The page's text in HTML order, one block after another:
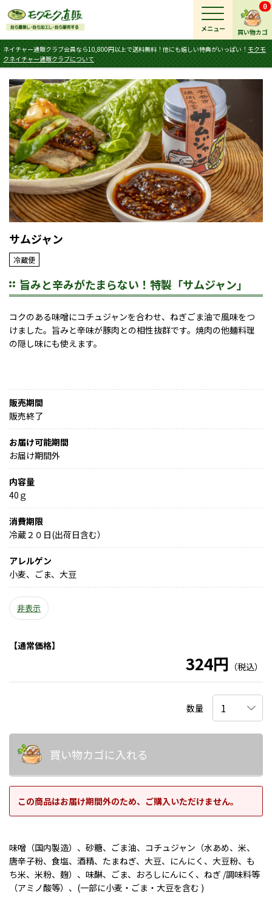
買い物カゴ
0
ネイチャー通販クラブ会員なら10,800円以上で送料無料！他にも嬉しい特典がいっぱい！ モクモ
クネイチャー通販クラブについて
メニュー
サムジャン
冷蔵便
旨みと辛みがたまらない！特製「サムジャン」
コクのある味噌にコチュジャンを合わせ、ねぎごま油で風味をつ
けました。旨みと辛味が豚肉との相性抜群です。焼肉の他麺料理
の隠し味にも使えます。
販売期間
販売終了
お届け可能期間
お届け期間外
内容量
40ｇ
消費期限
冷蔵２０日(出荷日含む）
アレルゲン
小麦、ごま、大豆
非表示
【通常価格】
324円 （税込）
数量
買い物カゴに入れる
この商品はお届け期間外のため、ご購入いただけません。
味噌（国内製造）、砂糖、ごま油、コチュジャン（水あめ、米、
唐辛子粉、食塩、酒精、たまねぎ、大豆、にんにく、大豆粉、も
ち米、米粉、麹）、味醂、ごま、おろしにんにく、ねぎ /調味料等
（アミノ酸等）、(一部に小麦・ごま・大豆を含む )